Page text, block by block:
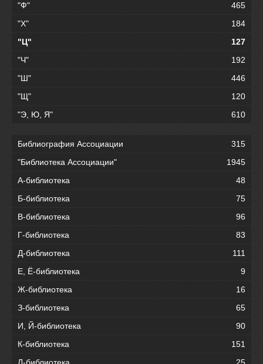
"Ф"
465
"Х"
184
"Ц"
127
"Ч"
192
"Ш"
446
"Щ"
120
"Э, Ю, Я"
610
Библиография Ассоциации
315
"Библиотека Ассоциации"
1945
А-библиотека
48
Б-библиотека
75
В-библиотека
96
Г-библиотека
83
Д-библиотека
111
Е, Ё-библиотека
9
Ж-библиотека
16
З-библиотека
65
И, Й-библиотека
90
К-библиотека
151